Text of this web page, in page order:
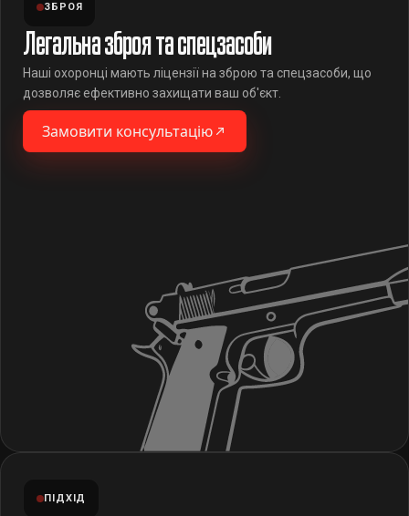
ЗБРОЯ
Легальна зброя та спецзасоби
Наші охоронці мають ліцензії на зброю та спецзасоби, що
дозволяє ефективно захищати ваш об'єкт.
Замовити консультацію
ПІДХІД